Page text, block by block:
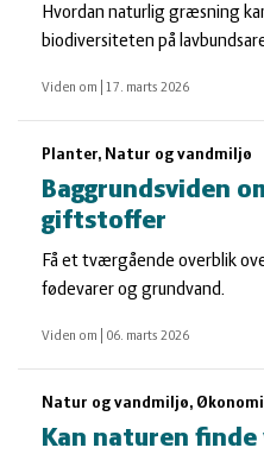
Økonomi
og
Øvrige
ledelse
dyr
Hvordan naturlig græsning
biodiversiteten på
Viden om 17. marts 2026
Planter, Natur og vandmiljø
Baggrundsviden
giftstoffer
Få et tværgående overblik
fødevarer og grundvand.
Viden om 06. marts 2026
Natur og vandmiljø, Økonomi
Kan naturen finde